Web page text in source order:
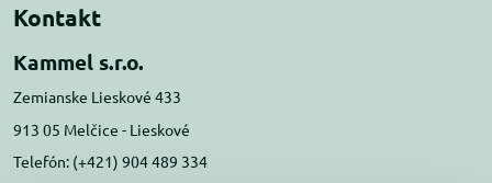
Kontakt
Kammel s.r.o.
Zemianske Lieskové 433
913 05 Melčice - Lieskové
Telefón: (+421) 904 489 334